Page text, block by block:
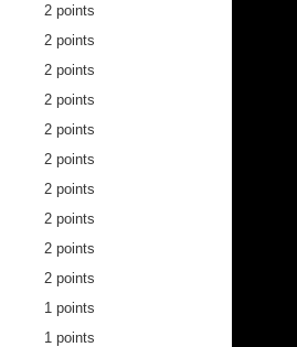
2 points
2 points
2 points
2 points
2 points
2 points
2 points
2 points
2 points
2 points
1 points
1 points